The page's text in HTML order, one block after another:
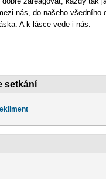
nás, do našeho všedního
A k lásce vede i nás.
setkání